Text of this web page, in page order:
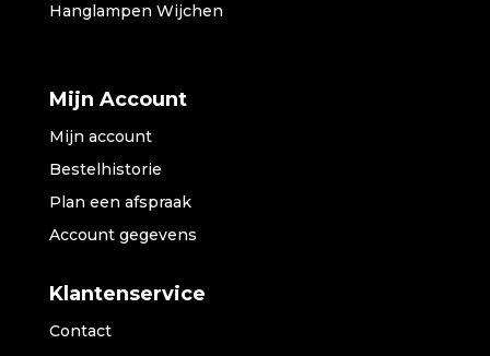
Hanglampen Wijchen
Mijn Account
Mijn account
Bestelhistorie
Plan een afspraak
Account gegevens
Klantenservice
Contact